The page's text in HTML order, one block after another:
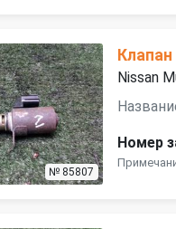
№ 85807
Nissan
Номер